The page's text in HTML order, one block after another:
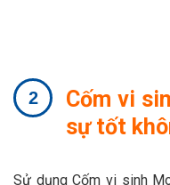
Cốm vi
sự tốt
Sử dụng Cốm vi sinh